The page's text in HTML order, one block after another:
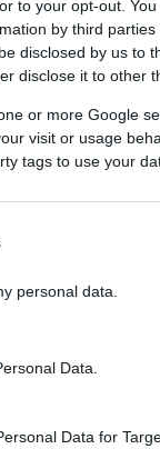
to your opt-out.
by third parties
disclosed by us to
disclose it to other
or more Google
visit or usage
tags to use your
personal data.
Data.
Data for
akkori
hogy a
ami
az egyéb
is
az